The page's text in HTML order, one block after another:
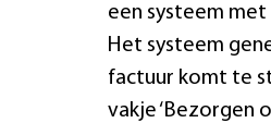
een systeem
Het systeem
factuur komt te
vakje ‘Bezorgen